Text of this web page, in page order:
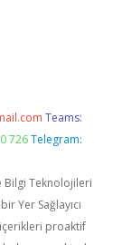
Teams:
726 Telegram:
Bilgi Teknolojileri
Yer Sağlayıcı
proaktif